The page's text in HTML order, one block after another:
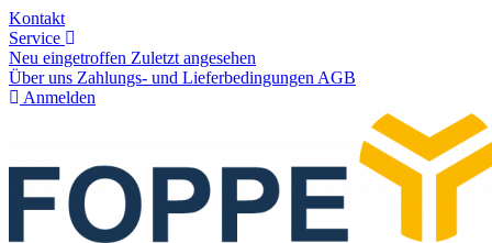
Kontakt
Service
Neu eingetroffen Zuletzt angesehen
Über uns Zahlungs- und Lieferbedingungen AGB
Anmelden